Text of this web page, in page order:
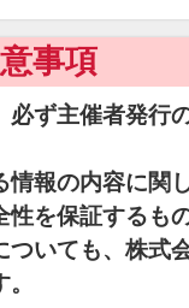
事項
ず主催者発行
報の内容に関
を保証するも
いても、株式